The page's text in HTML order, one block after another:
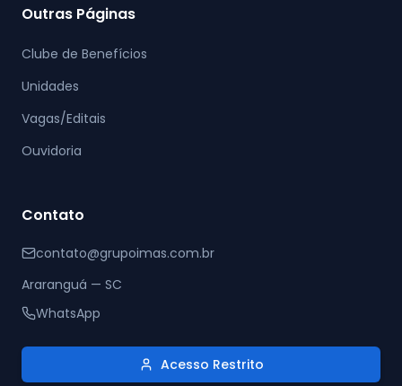
Outras Páginas
Clube de Benefícios
Unidades
Vagas/Editais
Ouvidoria
Contato
contato@grupoimas.com.br
Araranguá — SC
WhatsApp
Acesso Restrito